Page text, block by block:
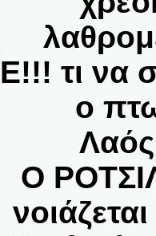
Ε!!! τι να
ο
Ο